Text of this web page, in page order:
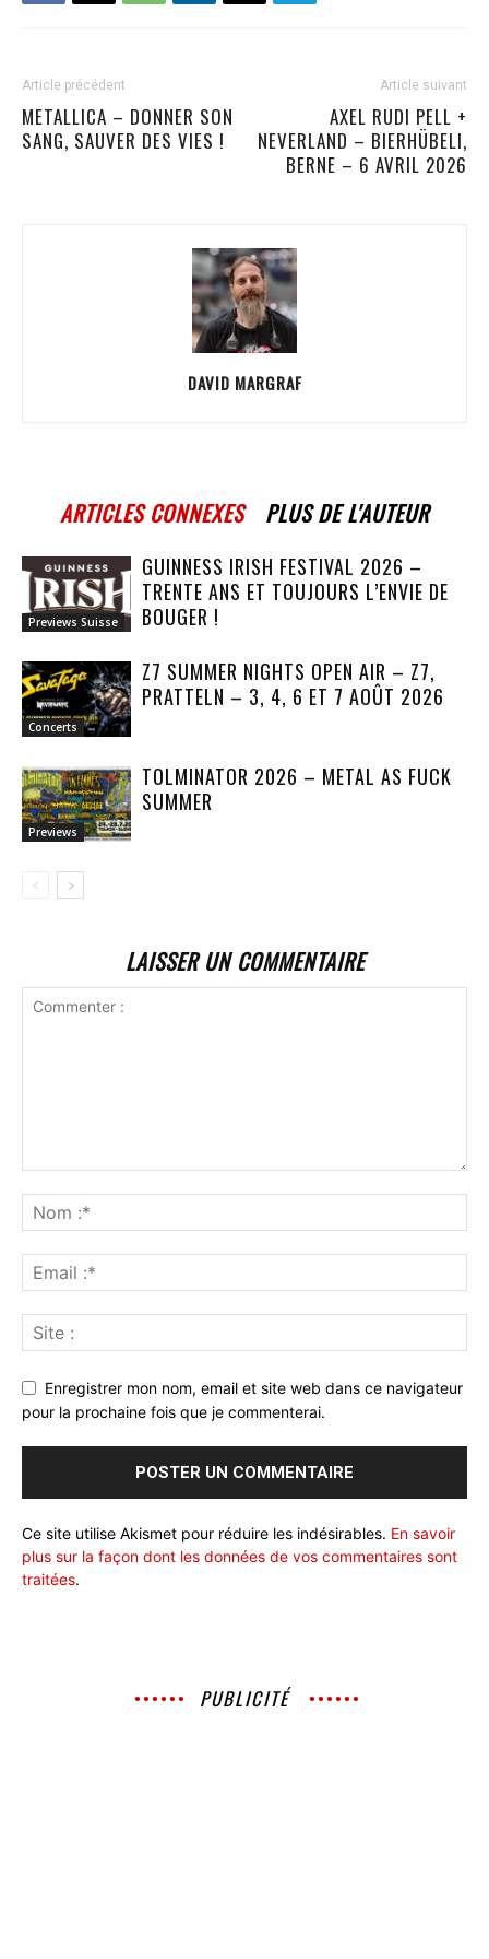
Article précédent
METALLICA – DONNER SON
SANG, SAUVER DES VIES !
Article suivant
AXEL RUDI PELL +
NEVERLAND – BIERHÜBELI,
BERNE – 6 AVRIL 2026
DAVID MARGRAF
ARTICLES CONNEXES PLUS DE L'AUTEUR
Previews Suisse
GUINNESS IRISH FESTIVAL 2026 –
TRENTE ANS ET TOUJOURS L’ENVIE DE
BOUGER !
Concerts
Z7 SUMMER NIGHTS OPEN AIR – Z7,
PRATTELN – 3, 4, 6 ET 7 AOÛT 2026
Previews
TOLMINATOR 2026 – METAL AS FUCK
SUMMER
LAISSER UN COMMENTAIRE
Enregistrer mon nom, email et site web dans ce navigateur
pour la prochaine fois que je commenterai.
Ce site utilise Akismet pour réduire les indésirables. En savoir
plus sur la façon dont les données de vos commentaires sont
traitées.
PUBLICITÉ